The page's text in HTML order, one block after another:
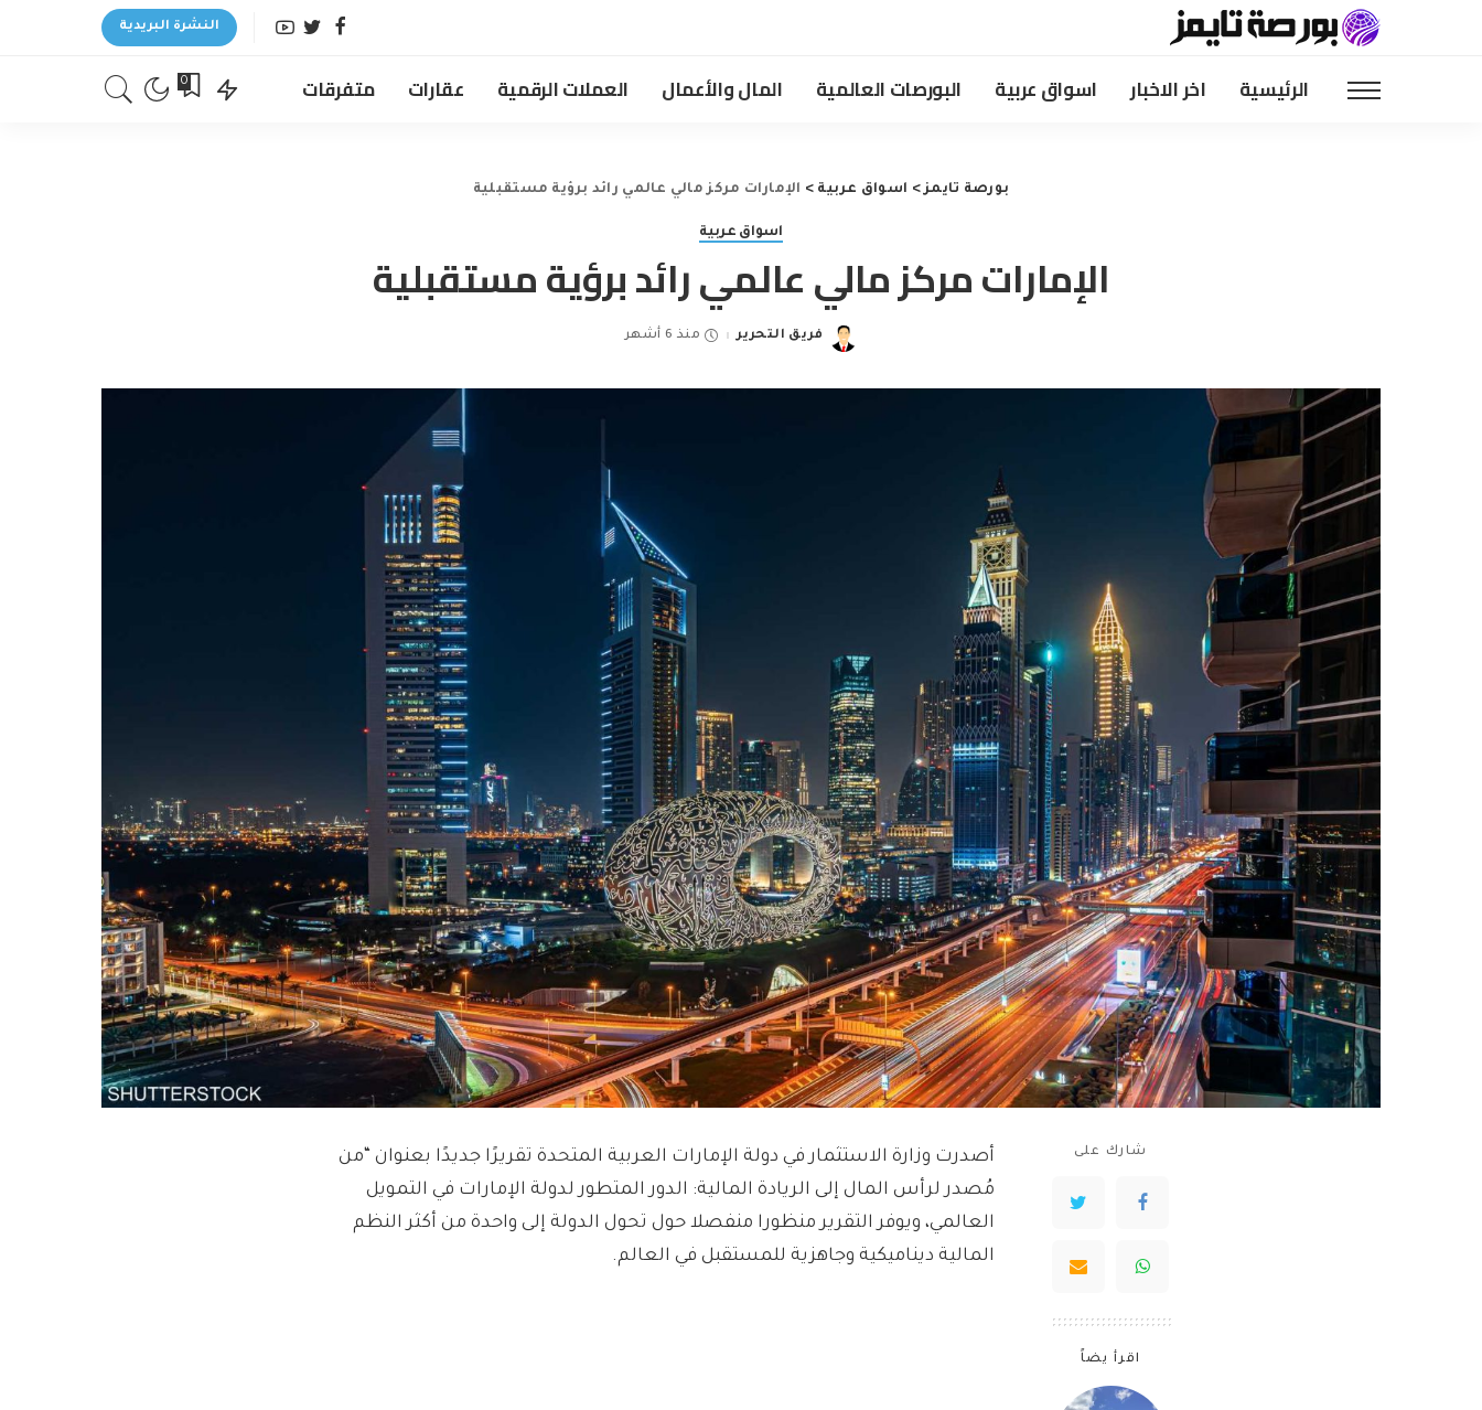
النشرة البريدية
الرئيسية اخر الاخبار اسواق عربية البورصات العالمية المال والأعمال العملات الرقمية عقارات متفرقات 0
بورصة تايمز> اسواق عربية > الإمارات مركز مالي عالمي رائد برؤية مستقبلية
اسواق عربية
الإمارات مركز مالي عالمي رائد برؤية مستقبلية
Posted
فريق التحرير منذ 6 أشهر
شارك على
اقرأ يضاً
أصدرت وزارة الاستثمار في دولة الإمارات العربية المتحدة تقريرًا جديدًا بعنوان “من
مُصدر لرأس المال إلى الريادة المالية: الدور المتطور لدولة الإمارات في التمويل
العالمي، ويوفر التقرير منظورا منفصلا حول تحول الدولة إلى واحدة من أكثر النظم
المالية ديناميكية وجاهزية للمستقبل في العالم.